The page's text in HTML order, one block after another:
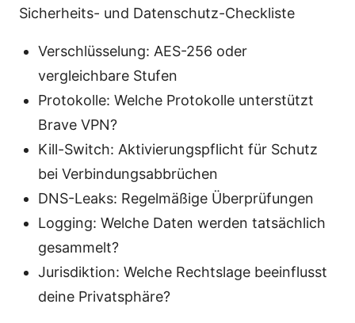
Sicherheits- und Datenschutz-Checkliste
Verschlüsselung: AES-256 oder
vergleichbare Stufen
Protokolle: Welche Protokolle unterstützt
Brave VPN?
Kill-Switch: Aktivierungspflicht für Schutz
bei Verbindungsabbrüchen
DNS-Leaks: Regelmäßige Überprüfungen
Logging: Welche Daten werden tatsächlich
gesammelt?
Jurisdiktion: Welche Rechtslage beeinflusst
deine Privatsphäre?